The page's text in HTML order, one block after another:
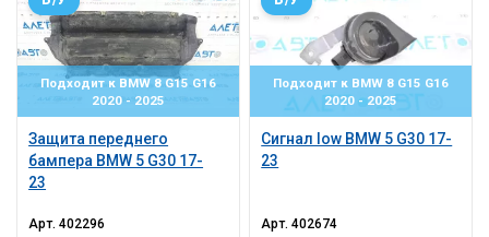
Подходит к BMW 8 G15 G16
2020 - 2025
Защита переднего
бампера BMW 5 G30 17-
23
Арт.402296
Подходит к BMW 8 G15 G16
2020 - 2025
Сигнал low BMW 5 G30 17-
23
Арт.402674